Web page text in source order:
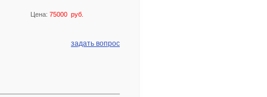
Цена: 75000 руб.
задать вопрос